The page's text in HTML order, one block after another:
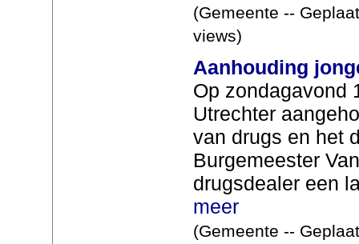
(Gemeente --
views)
Aanhouding
Op zondagavond
Utrechter
van drugs en het
Burgemeester
drugsdealer een
meer
(Gemeente --